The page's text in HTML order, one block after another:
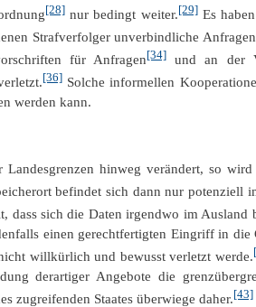
[28]nur bedingt weiter.[29]Es
Strafverfolger unverbindliche
für Anfragen[34]und an der
[36] Solche informellen
werden kann.
hinweg verändert, so
befindet sich dann nur potenziell
sich die Daten irgendwo im
einen gerechtfertigten Eingriff in die
willkürlich und bewusst verletzt werde.
derartiger Angebote die
zugreifenden Staates überwiege daher.[43]